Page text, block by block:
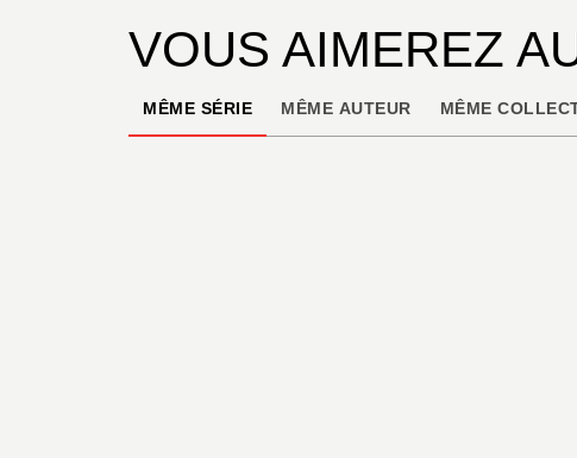
VOUS AIMEREZ
MÊME SÉRIE MÊME AUTEUR MÊME